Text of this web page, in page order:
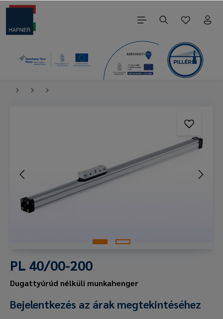
PL 40/00-200
Dugattyúrúd nélküli munkahenger
Bejelentkezés az árak megtekintéséhez